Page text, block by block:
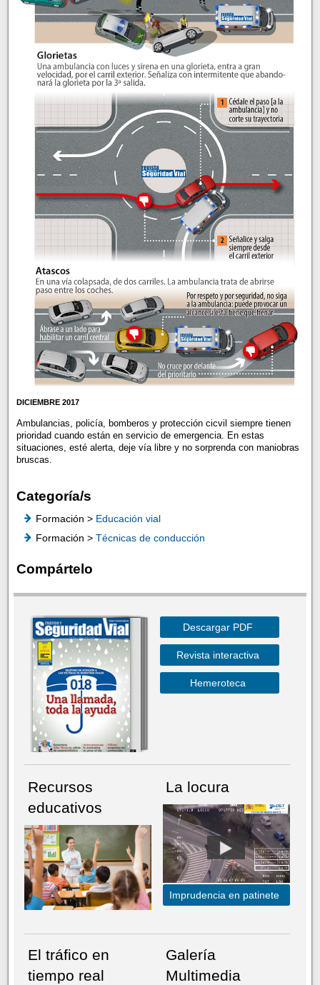
DICIEMBRE 2017
Ambulancias, policía, bomberos y protección cicvil siempre tienen
prioridad cuando están en servicio de emergencia. En estas
situaciones, esté alerta, deje vía libre y no sorprenda con maniobras
bruscas.
Categoría/s
Formación > Educación vial
Formación > Técnicas de conducción
Compártelo
Descargar PDF
Revista interactiva
Hemeroteca
Recursos
educativos
La locura
Imprudencia en patinete
El tráfico en
tiempo real
Galería
Multimedia